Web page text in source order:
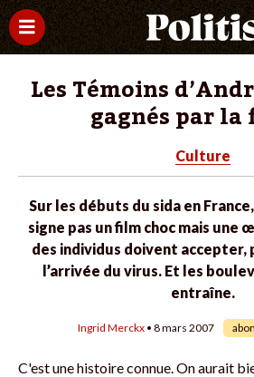
Les Témoins
gagnés par
Culture
Sur les débuts du sida en
signe pas un film choc mais une
des individus doivent
l’arrivée du virus. Et les
entraîne.
Ingrid Merckx • 8 mars 2007
C'est une histoire connue. On aurait